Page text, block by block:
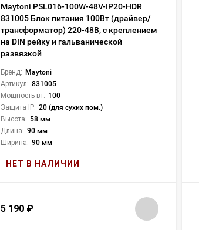
Maytoni PSL016-100W-48V-IP20-HDR
831005 Блок питания 100Вт (драйвер/
трансформатор) 220-48В, с креплением
на DIN рейку и гальванической
развязкой
Бренд: Maytoni
Артикул: 831005
Мощность вт: 100
Защита IP: 20 (для сухих пом.)
Высота: 58 мм
Длина: 90 мм
Ширина: 90 мм
НЕТ В НАЛИЧИИ
5 190 ₽